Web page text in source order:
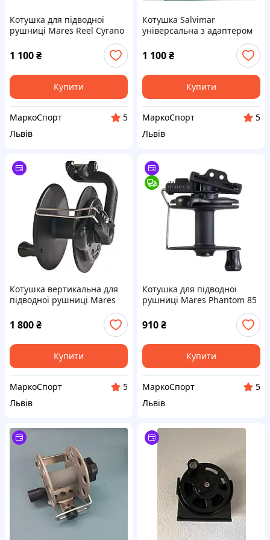
Котушка для підводної
рушниці Mares Reel Cyrano
1 100₴
Купити
МаркоСпорт
5
Львів
Котушка Salvimar
універсальна з адаптером
1 100₴
Купити
МаркоСпорт
5
Львів
Котушка вертикальна для
підводної рушниці Mares
1 800₴
Купити
МаркоСпорт
5
Львів
Котушка для підводної
рушниці Mares Phantom 85
910₴
Купити
МаркоСпорт
5
Львів